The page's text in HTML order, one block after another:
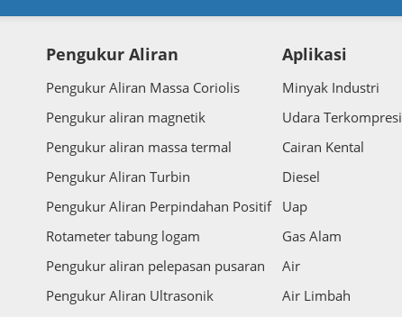
Pengukur Aliran
Pengukur Aliran Massa Coriolis
Pengukur aliran magnetik
Pengukur aliran massa termal
Pengukur Aliran Turbin
Pengukur Aliran Perpindahan Positif
Rotameter tabung logam
Pengukur aliran pelepasan pusaran
Pengukur Aliran Ultrasonik
Aplikasi
Minyak Industri
Udara Terkompresi
Cairan Kental
Diesel
Uap
Gas Alam
Air
Air Limbah